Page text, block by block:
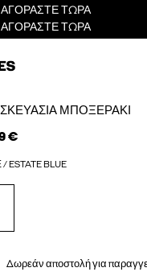
ΑΓΟΡΑΣΤΕ ΤΩΡΑ
ΑΓΟΡΑΣΤΕ ΤΩΡΑ
ΜΠΟΞΕΡΆΚΙ
€
ESTATE BLUE
Δωρεάν αποστολή για